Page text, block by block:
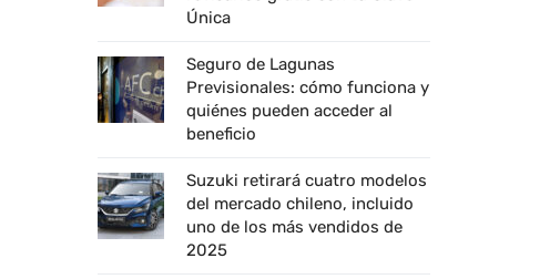
Única
Seguro de Lagunas
Previsionales: cómo funciona y
quiénes pueden acceder al
beneficio
Suzuki retirará cuatro modelos
del mercado chileno, incluido
uno de los más vendidos de
2025